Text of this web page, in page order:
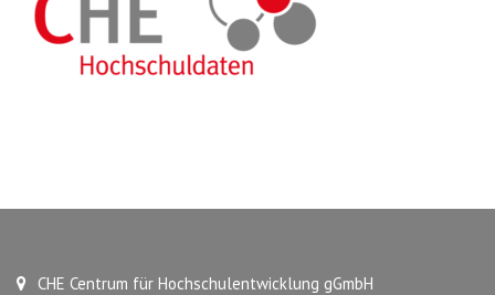
CHE Centrum für Hochschulentwicklung gGmbH